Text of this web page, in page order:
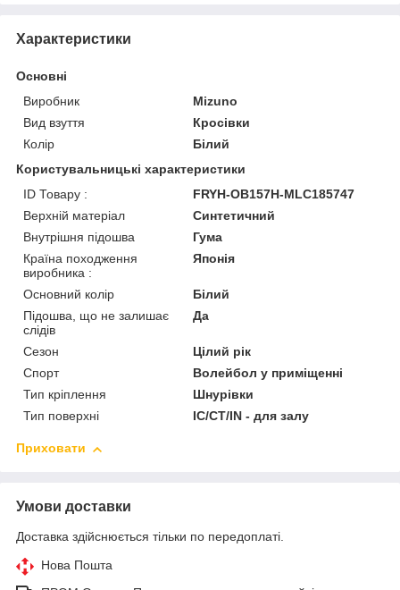
Характеристики
Основні
Виробник
Mizuno
Вид взуття
Кросівки
Колір
Білий
Користувальницькі характеристики
ID Товару :
FRYH-OB157H-MLC185747
Верхній матеріал
Синтетичний
Внутрішня підошва
Гума
Країна походження
виробника :
Японія
Основний колір
Білий
Підошва, що не залишає
слідів
Да
Сезон
Цілий рік
Спорт
Волейбол у приміщенні
Тип кріплення
Шнурівки
Тип поверхні
IC/CT/IN - для залу
Приховати
Умови доставки
Доставка здійснюється тільки по передоплаті.
Нова Пошта